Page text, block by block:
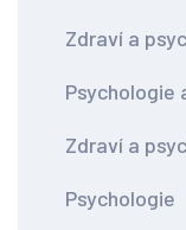
Zdraví a
Psychologie
Zdraví a
Psychologie